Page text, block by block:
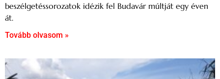
beszélgetéssorozatok idézik fel Budavár múltját egy éven
át.
Tovább olvasom »